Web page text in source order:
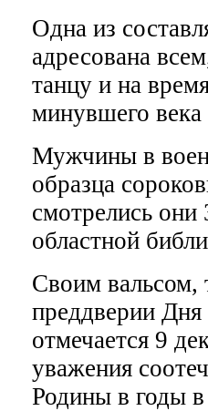
Одна из
адресована
танцу и на
минувшего века
Мужчины в
образца
смотрелись они
областной
Своим вальсом,
преддверии
отмечается 9
уважения
Родины в годы